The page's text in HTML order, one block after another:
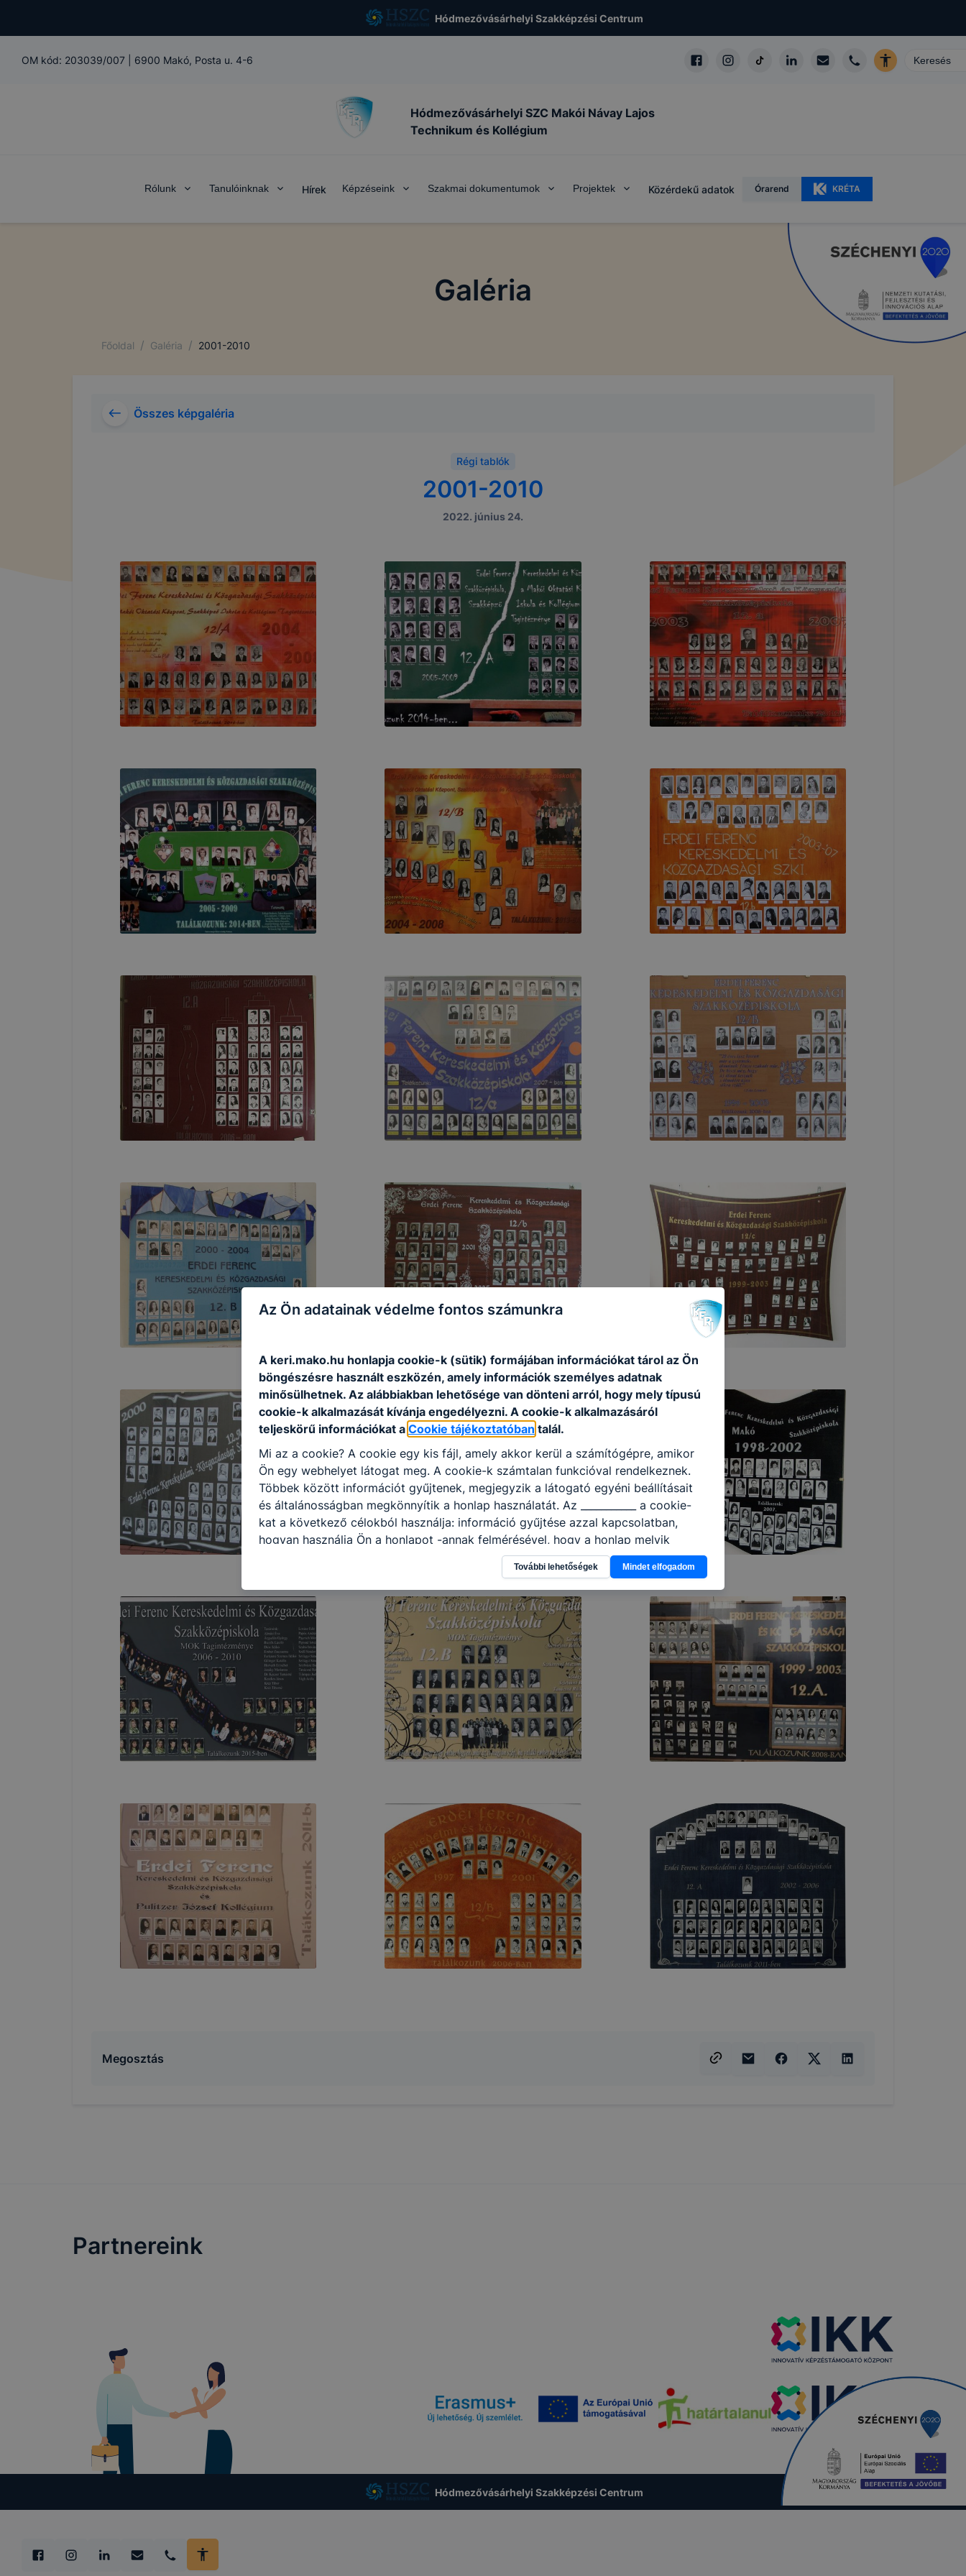
Hódmezővásárhelyi Szakképzési Centrum
OM kód: 203039/007 6900 Makó, Posta u. 4-6
Hódmezővásárhelyi SZC Makói Návay Lajos
Technikum és Kollégium
Rólunk Tanulóinknak Hírek Képzéseink Szakmai dokumentumok Projektek Közérdekű adatok Órarend KRÉTA
Galéria
Főoldal / Galéria / 2001-2010
Összes képgaléria
Régi tablók
2001-2010
2022. június 24.
Megosztás
Partnereink
Hódmezővásárhelyi Szakképzési Centrum
Az Ön adatainak védelme fontos számunkra
A keri.mako.hu honlapja cookie-k (sütik) formájában információkat tárol az Ön
böngészésre használt eszközén, amely információk személyes adatnak
minősülhetnek. Az alábbiakban lehetősége van dönteni arról, hogy mely típusú
cookie-k alkalmazását kívánja engedélyezni. A cookie-k alkalmazásáról
teljeskörű információkat a Cookie tájékoztatóban talál.
Mi az a cookie? A cookie egy kis fájl, amely akkor kerül a számítógépre, amikor
Ön egy webhelyet látogat meg. A cookie-k számtalan funkcióval rendelkeznek.
Többek között információt gyűjtenek, megjegyzik a látogató egyéni beállításait
és általánosságban megkönnyítik a honlap használatát. Az ___________ a cookie-
kat a következő célokból használja: információ gyűjtése azzal kapcsolatban,
hogyan használja Ön a honlapot -annak felmérésével, hogy a honlap melyik
részeit látogatja, vagy használja leginkább, így megtudhatjuk, hogyan
biztosítsunk Önnek még jobb felhasználói élményt, ha ismét meglátogatja
oldalunkat, honlap fejlesztése. Hogyan ellenőrizheti és hogyan tudja kikapcsolni a
cookie-kat? Minden modern böngésző engedélyezi a cookie-k beállításának a
változtatását. A legtöbb böngésző alapértelmezettként automatikusan elfogadja
a cookie-kat, de ezek általában megváltoztathatók. Felhívjuk figyelmét, hogy
mivel a cookie-k célja honlapunk használhatóságának és folyamatainak
megkönnyítése vagy lehetővé tétele, a cookie-k alkalmazásának
megakadályozása vagy törlése által előfordulhat, hogy felhasználóink nem
lesznek képesek honlapunk funkcióinak teljes körű használatára, vagy a honlap a
tervezettől eltérően fog működni böngészőjében.
További lehetőségek Mindet elfogadom